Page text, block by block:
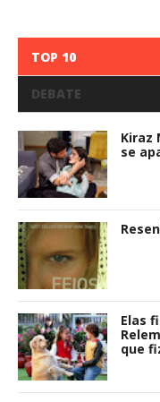
TOP 10
DEBATE
Kiraz
se
Elas
que